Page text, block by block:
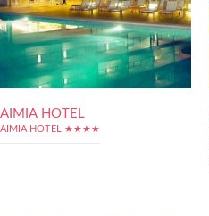
AIMIA HOTEL
AIMIA HOTEL ★★★★